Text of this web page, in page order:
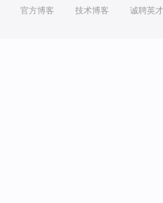
官方博客 技术博客 诚聘英才